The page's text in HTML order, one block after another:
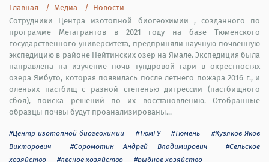
Главная Медиа
Новости
Сотрудники Центра изотопной биогеохимии , созданного по
программе Мегагрантов в 2021 году на базе Тюменского
государственного университета, предприняли научную почвенную
экспедицию в районе Нейтинских озер на Ямале. Экспедиция была
направлена на изучение почв тундровой гари в окрестностях
озера Ямбуто, которая появилась после летнего пожара 2016 г., и
оленьих пастбищ с разной степенью дигрессии (пастбищного
сбоя), поиска решений по их восстановлению. Отобранные
образцы почвы будут проанализированы...
#Центр изотопной биогеохимии #ТюмГУ #Тюмень
#Кузяков Яков
Викторович
#Соромотин Андрей Владимирович
#Сельское
хозяйство
#лесное хозяйство #рыбное хозяйство